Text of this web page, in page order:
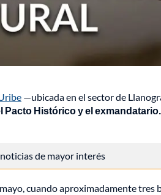
—ubicada en el sector de
Histórico y el exmandatario.
de mayor interés
cuando aproximadamente tres